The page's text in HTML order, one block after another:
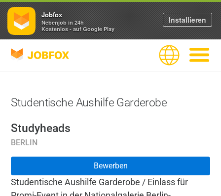
JOBFOX Sprache
Studentische Aushilfe Garderobe
Studyheads
BERLIN
Bewerben
Studentische Aushilfe Garderobe / Einlass für
Jobfox
Nebenjob in 24h
Kostenlos - auf Google Play
Installieren